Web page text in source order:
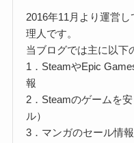
2016年11月より運営
理人です。
当ブログでは主に以下
1．SteamやEpic
報
2．Steamのゲームを
ル）
3．マンガのセール情